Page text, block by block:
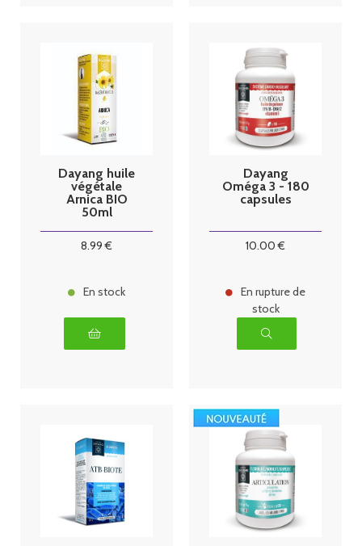
Dayang huile
végétale
Arnica BIO
50ml
8.99 €
En stock
Dayang
Oméga 3 - 180
capsules
10.00 €
En rupture de
stock